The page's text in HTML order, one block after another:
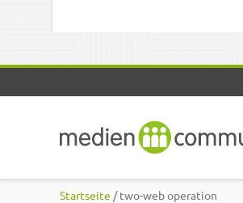
Startseite / two-web operation